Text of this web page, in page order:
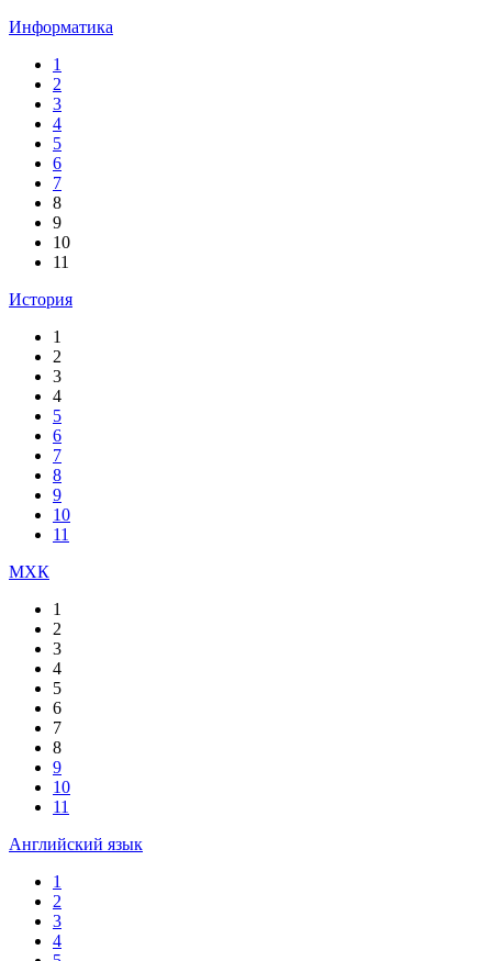
Информатика
1
2
3
4
5
6
7
8
9
10
11
История
1
2
3
4
5
6
7
8
9
10
11
МХК
1
2
3
4
5
6
7
8
9
10
11
Английский язык
1
2
3
4